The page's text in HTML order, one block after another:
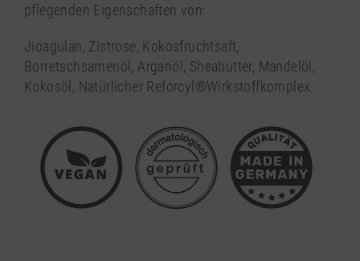
pflegenden Eigenschaften von:
Jioagulan, Zistrose, Kokosfruchtsaft,
Borretschsamenöl, Arganöl, Sheabutter, Mandelöl,
Kokosöl, Natürlicher Reforcyl®Wirkstoffkomplex.